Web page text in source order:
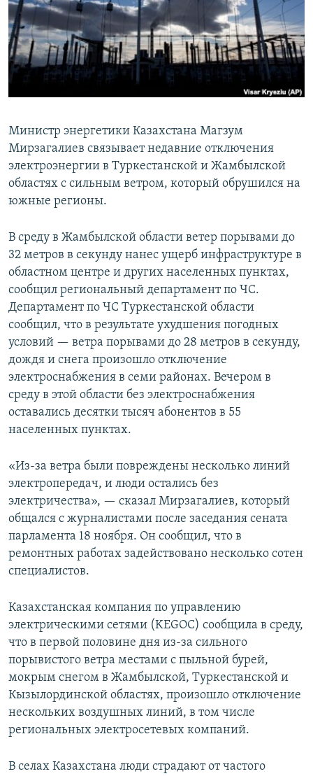
Министр энергетики Казахстана Магзум
Мирзагалиев связывает недавние отключения
электроэнергии в Туркестанской и Жамбылской
областях с сильным ветром, который обрушился на
южные регионы.
В среду в Жамбылской области ветер порывами до
32 метров в секунду нанес ущерб инфраструктуре в
областном центре и других населенных пунктах,
сообщил региональный департамент по ЧС.
Департамент по ЧС Туркестанской области
сообщил, что в результате ухудшения погодных
условий — ветра порывами до 28 метров в секунду,
дождя и снега произошло отключение
электроснабжения в семи районах. Вечером в
среду в этой области без электроснабжения
оставались десятки тысяч абонентов в 55
населенных пунктах.
«Из-за ветра были повреждены несколько линий
электропередач, и люди остались без
электричества», — сказал Мирзагалиев, который
общался с журналистами после заседания сената
парламента 18 ноября. Он сообщил, что в
ремонтных работах задействовано несколько сотен
специалистов.
Казахстанская компания по управлению
электрическими сетями (KEGOC) сообщила в среду,
что в первой половине дня из-за сильного
порывистого ветра местами с пыльной бурей,
мокрым снегом в Жамбылской, Туркестанской и
Кызылординской областях, произошло отключение
нескольких воздушных линий, в том числе
региональных электросетевых компаний.
В селах Казахстана люди страдают от частого